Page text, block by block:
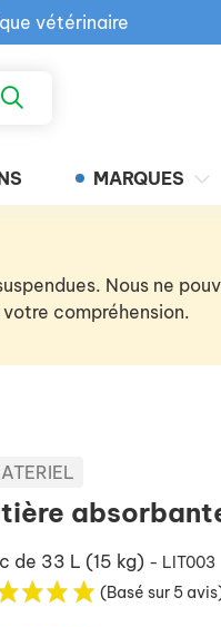
vétérinaire
clinique
MARQUES
Nous ne
compréhension.
de 33 L (15 kg) - LIT003
(Basé sur 5